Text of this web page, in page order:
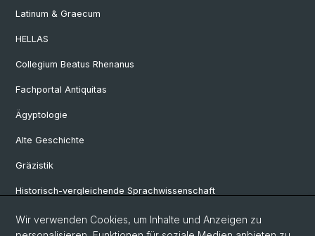
Latinum & Graecum
HELLAS
Collegium Beatus Rhenanus
Fachportal Antiquitas
Ägyptologie
Alte Geschichte
Gräzistik
Historisch-vergleichende Sprachwissenschaft
Klassische Archäologie
Wir verwenden Cookies, um Inhalte und Anzeigen zu